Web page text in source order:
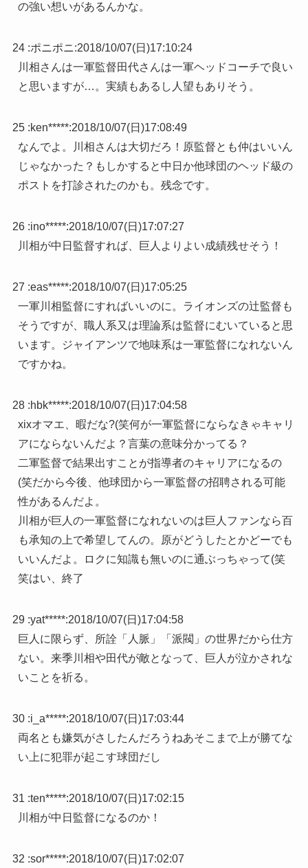
の強い想いがあるんかな。
24 :ポニポニ:2018/10/07(日)17:10:24
川相さんは一軍監督田代さんは一軍ヘッドコーチで良い
と思いますが…。実績もあるし人望もありそう。
25 :ken*****:2018/10/07(日)17:08:49
なんでよ。川相さんは大切だろ！原監督とも仲はいいん
じゃなかった？もしかすると中日か他球団のヘッド級の
ポストを打診されたのかも。残念です。
26 :ino*****:2018/10/07(日)17:07:27
川相が中日監督すれば、巨人よりよい成績残せそう！
27 :eas*****:2018/10/07(日)17:05:25
一軍川相監督にすればいいのに。ライオンズの辻監督も
そうですが、職人系又は理論系は監督にむいていると思
います。ジャイアンツで地味系は一軍監督になれないん
ですかね。
28 :hbk*****:2018/10/07(日)17:04:58
xixオマエ、暇だな?(笑何が一軍監督にならなきゃキャリ
アにならないんだよ？言葉の意味分かってる？
二軍監督で結果出すことが指導者のキャリアになるの
(笑だから今後、他球団から一軍監督の招聘される可能
性があるんだよ。
川相が巨人の一軍監督になれないのは巨人ファンなら百
も承知の上で希望してんの。原がどうしたとかどーでも
いいんだよ。ロクに知識も無いのに通ぶっちゃって(笑
笑はい、終了
29 :yat*****:2018/10/07(日)17:04:58
巨人に限らず、所詮「人脈」「派閥」の世界だから仕方
ない。来季川相や田代が敵となって、巨人が泣かされな
いことを祈る。
30 :i_a*****:2018/10/07(日)17:03:44
両名とも嫌気がさしたんだろうねあそこまで上が勝てな
い上に犯罪が起こす球団だし
31 :ten*****:2018/10/07(日)17:02:15
川相が中日監督になるのか！
32 :sor*****:2018/10/07(日)17:02:07